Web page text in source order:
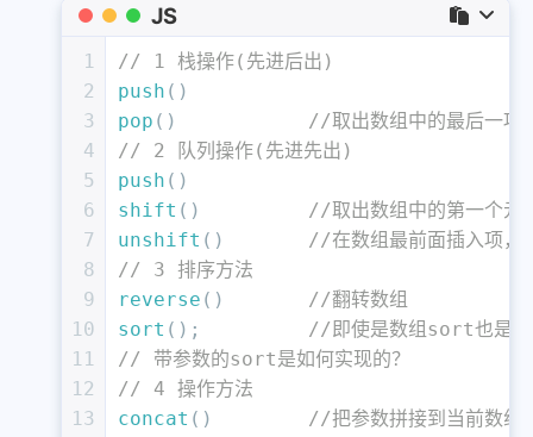
JS
1
2
3
4
5
6
7
8
9
10
11
12
13
// 1 栈操作(先进后出)
push ()
pop
//取出数组中的最后一
// 2 队列操作(先进先出)
push ()
shift
//取出数组中的第一个
unshift
//在数组最前面插入项，
// 3 排序方法
reverse
//翻转数组
sort
//即使是数组sort也是根
// 带参数的sort是如何实现的？
// 4 操作方法
concat
//把参数拼接到当前数组